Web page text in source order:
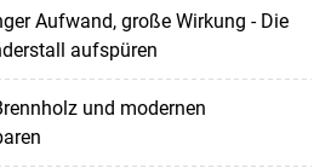
Aufwand, große Wirkung - Die
aufspüren
und modernen